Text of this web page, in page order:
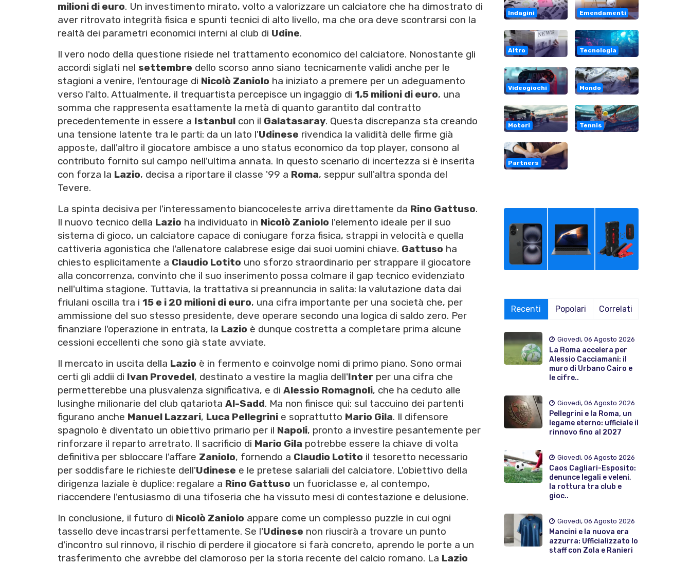
milioni di euro. Un investimento mirato, volto a valorizzare un calciatore che ha dimostrato di
aver ritrovato integrità fisica e spunti tecnici di alto livello, ma che ora deve scontrarsi con la
realtà dei parametri economici interni al club di Udine.
Il vero nodo della questione risiede nel trattamento economico del calciatore. Nonostante gli
accordi siglati nel settembre dello scorso anno siano tecnicamente validi anche per le
stagioni a venire, l'entourage di Nicolò Zaniolo ha iniziato a premere per un adeguamento
verso l'alto. Attualmente, il trequartista percepisce un ingaggio di 1,5 milioni di euro, una
somma che rappresenta esattamente la metà di quanto garantito dal contratto
precedentemente in essere a Istanbul con il Galatasaray. Questa discrepanza sta creando
una tensione latente tra le parti: da un lato l'Udinese rivendica la validità delle firme già
apposte, dall'altro il giocatore ambisce a uno status economico da top player, consono al
contributo fornito sul campo nell'ultima annata. In questo scenario di incertezza si è inserita
con forza la Lazio, decisa a riportare il classe '99 a Roma, seppur sull'altra sponda del
Tevere.
La spinta decisiva per l'interessamento biancoceleste arriva direttamente da Rino Gattuso.
Il nuovo tecnico della Lazio ha individuato in Nicolò Zaniolo l'elemento ideale per il suo
sistema di gioco, un calciatore capace di coniugare forza fisica, strappi in velocità e quella
cattiveria agonistica che l'allenatore calabrese esige dai suoi uomini chiave. Gattuso ha
chiesto esplicitamente a Claudio Lotito uno sforzo straordinario per strappare il giocatore
alla concorrenza, convinto che il suo inserimento possa colmare il gap tecnico evidenziato
nell'ultima stagione. Tuttavia, la trattativa si preannuncia in salita: la valutazione data dai
friulani oscilla tra i 15 e i 20 milioni di euro, una cifra importante per una società che, per
ammissione del suo stesso presidente, deve operare secondo una logica di saldo zero. Per
finanziare l'operazione in entrata, la Lazio è dunque costretta a completare prima alcune
cessioni eccellenti che sono già state avviate.
Il mercato in uscita della Lazio è in fermento e coinvolge nomi di primo piano. Sono ormai
certi gli addii di Ivan Provedel, destinato a vestire la maglia dell'Inter per una cifra che
permetterebbe una plusvalenza significativa, e di Alessio Romagnoli, che ha ceduto alle
lusinghe milionarie del club qatariota Al-Sadd. Ma non finisce qui: sul taccuino dei partenti
figurano anche Manuel Lazzari, Luca Pellegrini e soprattutto Mario Gila. Il difensore
spagnolo è diventato un obiettivo primario per il Napoli, pronto a investire pesantemente per
rinforzare il reparto arretrato. Il sacrificio di Mario Gila potrebbe essere la chiave di volta
definitiva per sbloccare l'affare Zaniolo, fornendo a Claudio Lotito il tesoretto necessario
per soddisfare le richieste dell'Udinese e le pretese salariali del calciatore. L'obiettivo della
dirigenza laziale è duplice: regalare a Rino Gattuso un fuoriclasse e, al contempo,
riaccendere l'entusiasmo di una tifoseria che ha vissuto mesi di contestazione e delusione.
In conclusione, il futuro di Nicolò Zaniolo appare come un complesso puzzle in cui ogni
tassello deve incastrarsi perfettamente. Se l'Udinese non riuscirà a trovare un punto
d'incontro sul rinnovo, il rischio di perdere il giocatore si farà concreto, aprendo le porte a un
trasferimento che avrebbe del clamoroso per la storia recente del calcio romano. La Lazio
Indagini Emendamenti
Altro Tecnologia
Videogiochi Mondo
Motori Tennis
Partners
Recenti Popolari Correlati
Giovedì, 06 Agosto 2026
La Roma accelera per
Alessio Cacciamani: il
muro di Urbano Cairo e
le cifre..
Giovedì, 06 Agosto 2026
Pellegrini e la Roma, un
legame eterno: ufficiale il
rinnovo fino al 2027
Giovedì, 06 Agosto 2026
Caos Cagliari-Esposito:
denunce legali e veleni,
la rottura tra club e
gioc..
Giovedì, 06 Agosto 2026
Mancini e la nuova era
azzurra: Ufficializzato lo
staff con Zola e Ranieri